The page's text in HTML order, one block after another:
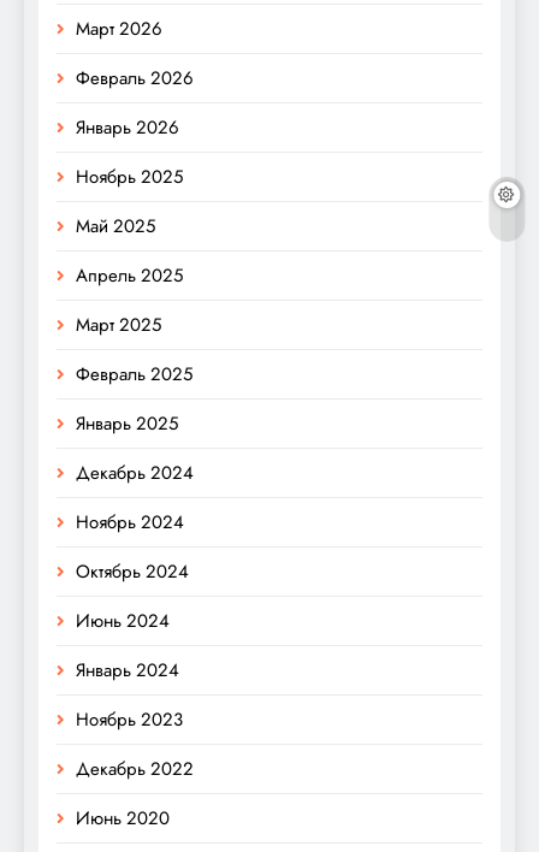
Март 2026
Февраль 2026
Январь 2026
Ноябрь 2025
Май 2025
Апрель 2025
Март 2025
Февраль 2025
Январь 2025
Декабрь 2024
Ноябрь 2024
Октябрь 2024
Июнь 2024
Январь 2024
Ноябрь 2023
Декабрь 2022
Июнь 2020